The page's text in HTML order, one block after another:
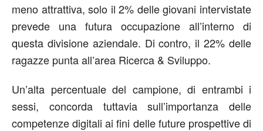
meno attrattiva, solo il 2% delle giovani intervistate
prevede una futura occupazione all’interno di
questa divisione aziendale. Di contro, il 22% delle
ragazze punta all’area Ricerca & Sviluppo.
Un’alta percentuale del campione, di entrambi i
sessi, concorda tuttavia sull’importanza delle
competenze digitali ai fini delle future prospettive di